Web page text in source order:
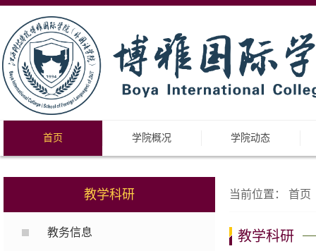
首页 学院概况 学院动态
教学科研
教务信息
当前位置： 首页
教学科研